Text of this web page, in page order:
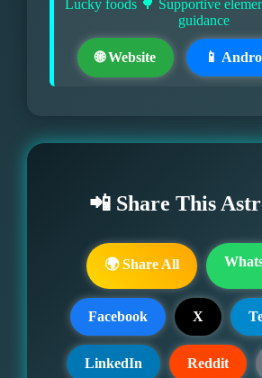
Lucky foods 🌳 Supportive
guidance
🌐 Website 📱
📲 Share This
🌍 Share All
Facebook X
LinkedIn Reddit